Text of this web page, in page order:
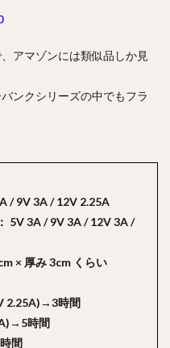
アマゾンには類似品しか見
ンクシリーズの中でもフラ
/ 9V 3A / 12V 2.25A
/ 9V 3A / 12V 3A /
× 厚み 3cm くらい
2.25A)→3時間
時間
間